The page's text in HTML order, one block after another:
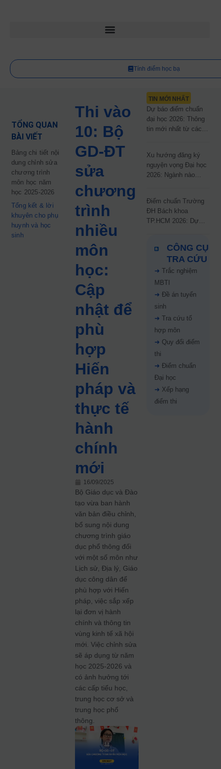
Tính điểm học bạ
TỔNG QUAN
BÀI VIẾT
Bảng chi tiết nội
dung chỉnh sửa
chương trình
môn học năm
học 2025-2026
Tổng kết & lời
khuyên cho phụ
huynh và học
sinh
Thi vào
10: Bộ
GD-ĐT
sửa
chương
trình
nhiều
môn
học:
Cập
nhật để
phù
hợp
Hiến
pháp và
thực tế
hành
chính
mới
16/09/2025
Bộ Giáo dục và Đào
tạo vừa ban hành
văn bản điều chỉnh,
bổ sung nội dung
chương trình giáo
dục phổ thông đối
với một số môn như
Lịch sử, Địa lý, Giáo
dục công dân để
phù hợp với Hiến
pháp, việc sắp xếp
lại đơn vị hành
chính và thông tin
vùng kinh tế xã hội
mới. Việc chỉnh sửa
sẽ áp dụng từ năm
học 2025-2026 và
có ảnh hưởng tới
các cấp tiểu học,
trung học cơ sở và
trung học phổ
thông.
TIN MỚI NHẤT
Dự báo điểm chuẩn
đại học 2026: Thông
tin mới nhất từ các
Xu hướng đăng ký
nguyện vọng Đại học
2026: Ngành nào
Điểm chuẩn Trường
ĐH Bách khoa
TP.HCM 2026: Dự
67%
CÔNG CỤ
TRA CỨU
➜ Trắc nghiệm
MBTI
➜ Đề án tuyển
sinh
➜ Tra cứu tổ
hợp môn
➜ Quy đổi điểm
thi
➜ Điểm chuẩn
Đại học
➜ Xếp hạng
điểm thi